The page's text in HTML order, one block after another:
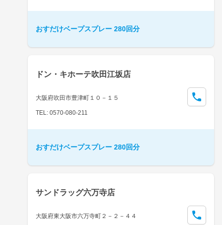
おすだけベープスプレー 280回分
ドン・キホーテ吹田江坂店
大阪府吹田市豊津町１０－１５
TEL: 0570-080-211
おすだけベープスプレー 280回分
サンドラッグ六万寺店
大阪府東大阪市六万寺町２－２－４４